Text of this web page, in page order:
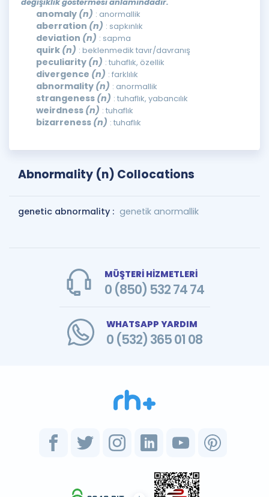
anomaly (n) : anormallik
aberration (n) : sapkınlık
deviation (n) : sapma
quirk (n) : beklenmedik tavır/davranış
peculiarity (n) : tuhaflık, özellik
divergence (n) : farklılık
abnormality (n) : anormallik
strangeness (n) : tuhaflık, yabancılık
weirdness (n) : tuhaflık
bizarreness (n) : tuhaflık
Abnormality (n) Collocations
genetic abnormality : genetik anormallik
MÜŞTERİ HİZMETLERİ
0 (850) 532 74 74
WHATSAPP YARDIM
0 (532) 365 01 08